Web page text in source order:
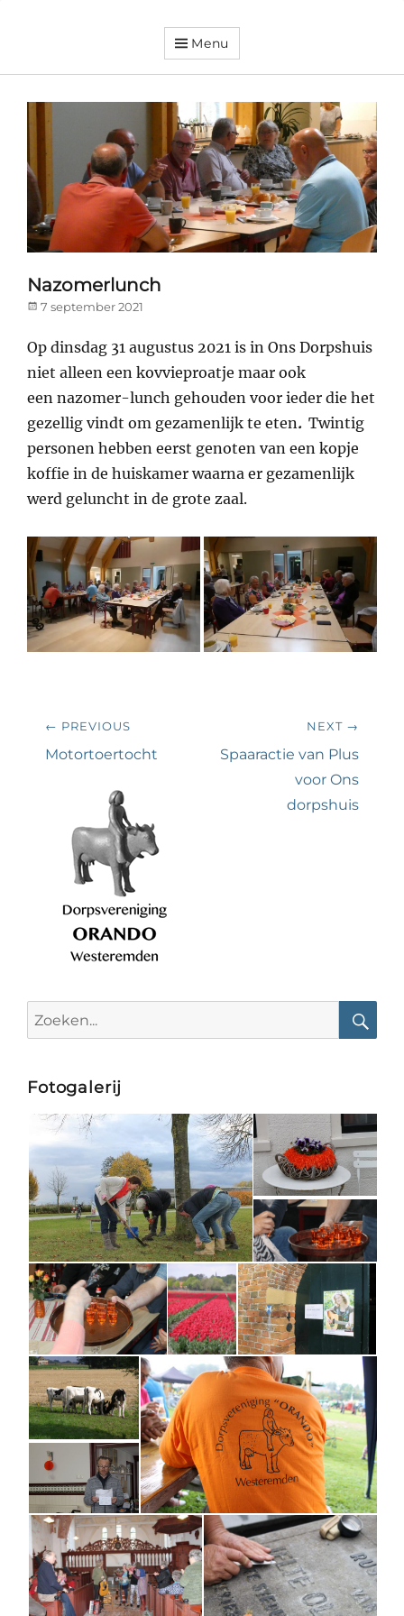
DorpsverenigingMenu
Nazomerlunch
Posted
7 september 2021
Op dinsdag 31 augustus 2021 is in Ons Dorpshuis
niet alleen een kovvieproatje maar ook
een nazomer-lunch gehouden voor ieder die het
gezellig vindt om gezamenlijk te eten.Twintig
personen hebben eerst genoten van een kopje
koffie in de huiskamer waarna er gezamenlijk
werd geluncht in de grote zaal.
Bericht
navigatie
← PREVIOUS
Previous
Motortoertocht
NEXT →
Next
Spaaractie van Plus
voor Ons
dorpshuis
for:
Fotogalerij